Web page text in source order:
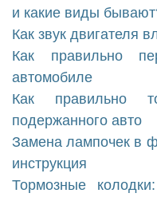
и какие виды
Как звук двигателя
Как правильно
автомобиле
Как правильно
подержанного авто
Замена лампочек в
инструкция
Тормозные